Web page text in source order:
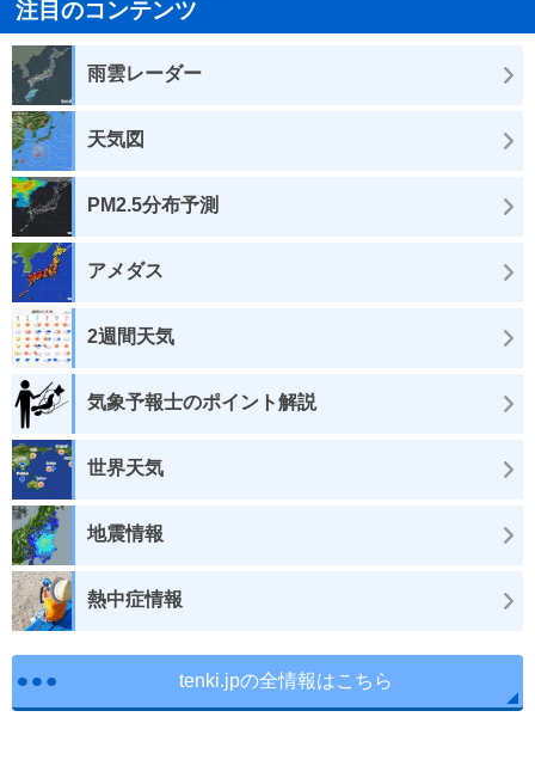
注目のコンテンツ
雨雲レーダー
天気図
PM2.5分布予測
アメダス
2週間天気
気象予報士のポイント解説
世界天気
地震情報
熱中症情報
tenki.jpの全情報はこちら